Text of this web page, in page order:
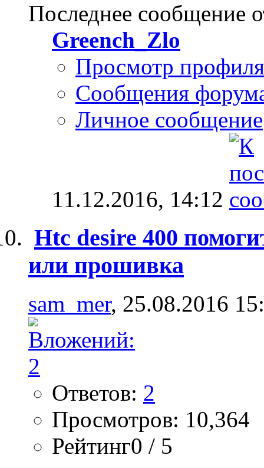
Последнее сообщение
Greench_Zlo
Просмотр профиля
Сообщения
Личное сообщение
11.12.2016, 14:12
Htc desire 400
или прошивка
sam_mer, 25.08.2016
Ответов: 2
Просмотров: 10,364
Рейтинг0 / 5